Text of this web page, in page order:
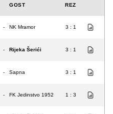
GOST REZ
- NK Mramor 3 : 1
- Rijeka Šerići 3 : 1
- Sapna 3 : 1
- FK Jedinstvo 1952 1 : 3